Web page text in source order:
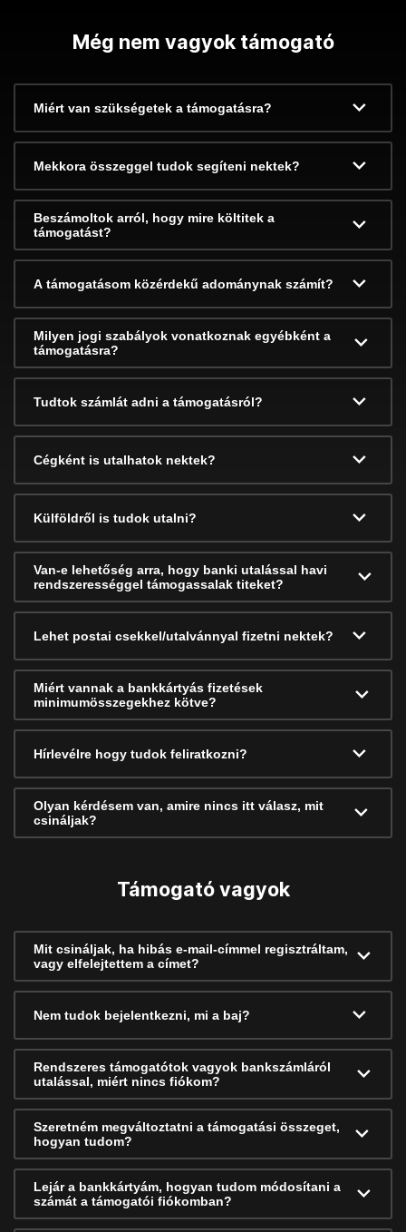
Még nem vagyok támogató
Miért van szükségetek a támogatásra?
Mekkora összeggel tudok segíteni nektek?
Beszámoltok arról, hogy mire költitek a
támogatást?
A támogatásom közérdekű adománynak számít?
Milyen jogi szabályok vonatkoznak egyébként a
támogatásra?
Tudtok számlát adni a támogatásról?
Cégként is utalhatok nektek?
Külföldről is tudok utalni?
Van-e lehetőség arra, hogy banki utalással havi
rendszerességgel támogassalak titeket?
Lehet postai csekkel/utalvánnyal fizetni nektek?
Miért vannak a bankkártyás fizetések
minimumösszegekhez kötve?
Hírlevélre hogy tudok feliratkozni?
Olyan kérdésem van, amire nincs itt válasz, mit
csináljak?
Támogató vagyok
Mit csináljak, ha hibás e-mail-címmel regisztráltam,
vagy elfelejtettem a címet?
Nem tudok bejelentkezni, mi a baj?
Rendszeres támogatótok vagyok bankszámláról
utalással, miért nincs fiókom?
Szeretném megváltoztatni a támogatási összeget,
hogyan tudom?
Lejár a bankkártyám, hogyan tudom módosítani a
számát a támogatói fiókomban?